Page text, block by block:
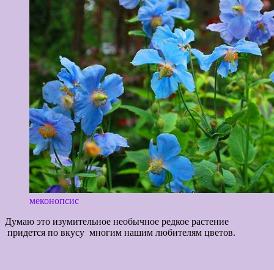
меконопсис
Думаю это изумительное необычное редкое растение
придется по вкусу многим нашим любителям цветов.